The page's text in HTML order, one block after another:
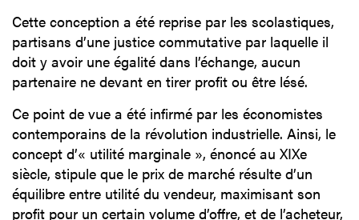
Cette conception a été reprise par les scolastiques,
partisans d’une justice commutative par laquelle il
doit y avoir une égalité dans l’échange, aucun
partenaire ne devant en tirer profit ou être lésé.
Ce point de vue a été infirmé par les économistes
contemporains de la révolution industrielle. Ainsi, le
concept d’« utilité marginale », énoncé au XIXe
siècle, stipule que le prix de marché résulte d’un
équilibre entre utilité du vendeur, maximisant son
profit pour un certain volume d’offre, et de l’acheteur,